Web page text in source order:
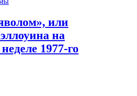
или
на
1977-го